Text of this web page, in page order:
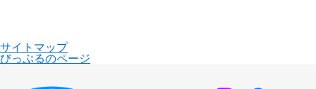
サイトマップ
びっぷるのページ